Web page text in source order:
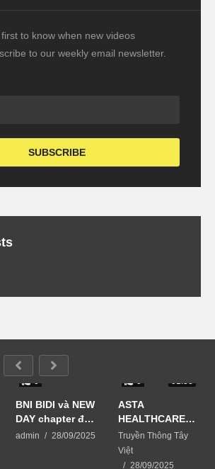
to know when new videos
to our weekly email newsletter.
BNI BIDI và NEW
DAY chapter đã
phối hợp tổ
admin 28/09/2025
01:33
ASTA
HEALTHCARE
USA giải pháp
chăm sóc da từ
thiên nhiên
Truyền Thông Tây
Việt
28/09/2025